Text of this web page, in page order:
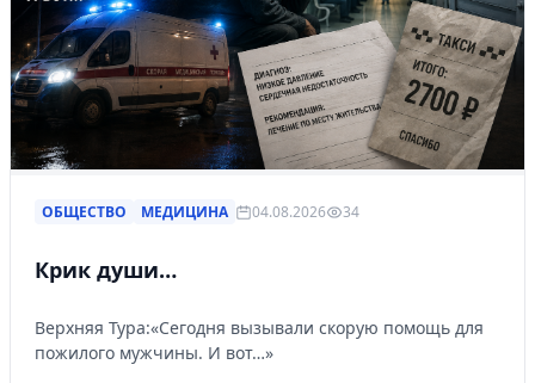
ОБЩЕСТВО МЕДИЦИНА 04.08.2026 34
Крик души…
Верхняя Тура:«Сегодня вызывали скорую помощь для
пожилого мужчины. И вот…»